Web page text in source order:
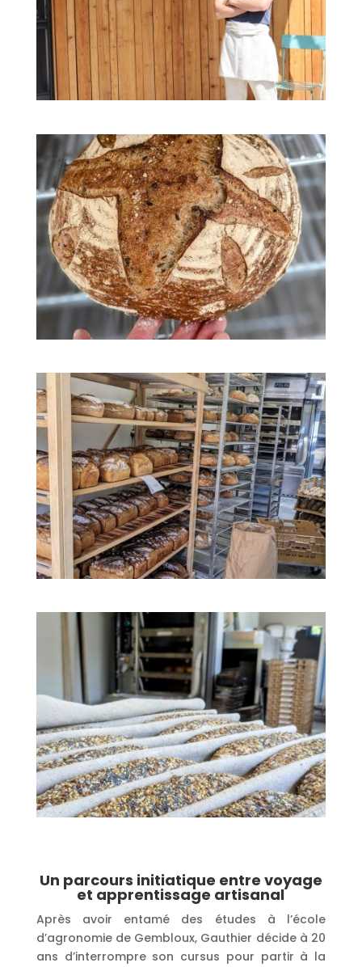
Un parcours initiatique entre voyage
et apprentissage artisanal
Après avoir entamé des études à l’école
d’agronomie de Gembloux, Gauthier décide à 20
ans d’interrompre son cursus pour partir à la